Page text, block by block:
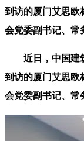
到访的厦门艾思欧
会党委副书记、常
近日，中国建筑
到访的厦门艾思欧
会党委副书记、常